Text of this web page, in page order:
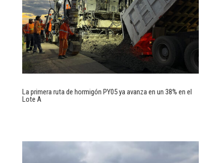
La primera ruta de hormigón PY05 ya avanza en un 38% en el
Lote A